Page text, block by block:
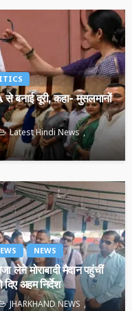
बनाई दूरी, कहा- मुसलमानों
Latest Hindi News
NEWS
लेने मोराबादी मैदान पहुंचीं
अहम निर्देश
JHARKHAND NEWS